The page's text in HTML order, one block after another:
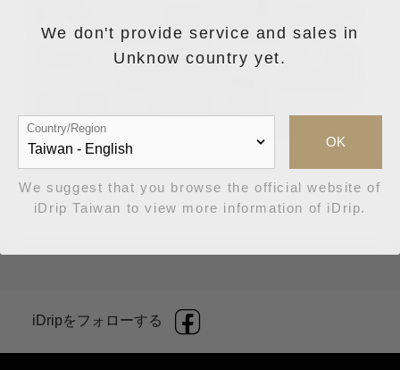
ました。Perfection(完璧)、Equality(平等)、
Balance(バランス)を理念とし、より良い品質
はオーストラリアの国民から愛されておりま
す。
iDripをフォローする
We don't provide service and sales in
Unknow country yet.
Country/Region
OK
We suggest that you browse the official website of
iDrip Taiwan to view more information of iDrip.